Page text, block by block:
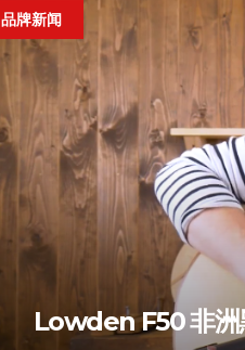
品牌新闻
Lowden F50 非洲